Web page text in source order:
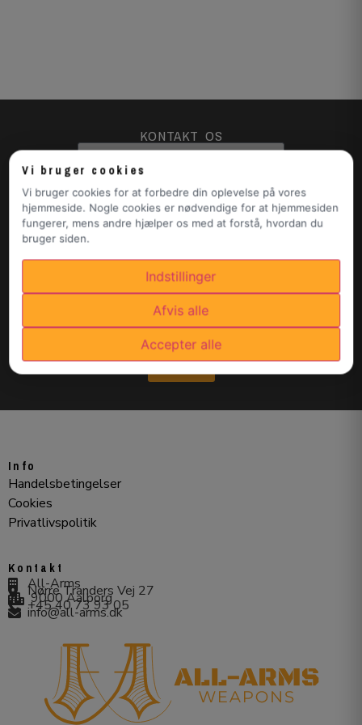
KONTAKT OS
Send
Info
Handelsbetingelser
Cookies
Privatlivspolitik
Kontakt
All-Arms
Nørre Tranders Vej 27
9000 Aalborg
+45 40 73 93 05
info@all-arms.dk
Vi bruger cookies
Vi bruger cookies for at forbedre din oplevelse på vores
hjemmeside. Nogle cookies er nødvendige for at hjemmesiden
fungerer, mens andre hjælper os med at forstå, hvordan du
bruger siden.
Indstillinger
Afvis alle
Accepter alle